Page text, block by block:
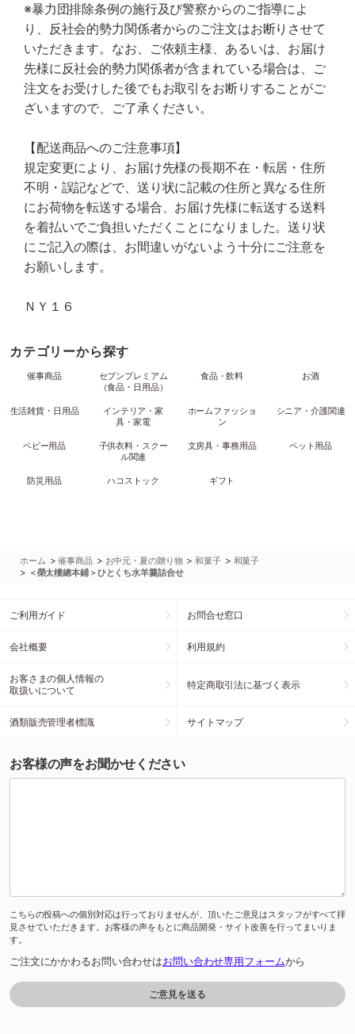
※暴力団排除条例の施行及び警察からのご指導によ
り、反社会的勢力関係者からのご注文はお断りさせて
いただきます。なお、ご依頼主様、あるいは、お届け
先様に反社会的勢力関係者が含まれている場合は、ご
注文をお受けした後でもお取引をお断りすることがご
ざいますので、ご了承ください。
【配送商品へのご注意事項】
規定変更により、お届け先様の長期不在・転居・住所
不明・誤記などで、送り状に記載の住所と異なる住所
にお荷物を転送する場合、お届け先様に転送する送料
を着払いでご負担いただくことになりました。送り状
にご記入の際は、お間違いがないよう十分にご注意を
お願いします。
ＮＹ１６
カテゴリーから探す
催事商品
セブンプレミアム
（食品・日用品）
食品・飲料 お酒
生活雑貨・日用品
インテリア・家
具・家電
ホームファッショ
ン
シニア・介護関連
ベビー用品
子供衣料・スクー
ル関連
文房具・事務用品 ペット用品
防災用品 ハコストック ギフト
ホーム >催事商品 > お中元・夏の贈り物 >和菓子 > 和菓子
> ＜榮太樓總本鋪＞ひとくち水羊羹詰合せ
ご利用ガイド お問合せ窓口
会社概要 利用規約
お客さまの個人情報の
取扱いについて
特定商取引法に基づく表示
酒類販売管理者標識 サイトマップ
お客様の声をお聞かせください
こちらの投稿への個別対応は行っておりませんが、頂いたご意見はスタッフがすべて拝
見させていただきます。お客様の声をもとに商品開発・サイト改善を行ってまいりま
す。
ご注文にかかわるお問い合わせはお問い合わせ専用フォームから